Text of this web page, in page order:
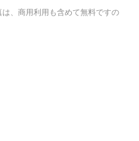
、商用利用も含めて無料ですの